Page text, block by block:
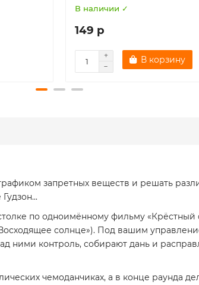
В наличии ✓
149 р
В корзину
запретных веществ и решать
по одноимённому фильму «Крёстный
солнце»). Под вашим
ними контроль, собирают дань и
чемоданчиках, а в конце раунда